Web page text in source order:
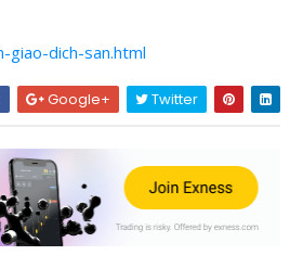
dich-san.html
Google+ Twitter